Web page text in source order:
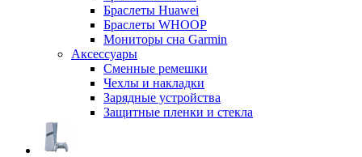
Браслеты Huawei
Браслеты WHOOP
Мониторы сна Garmin
Аксессуары
Сменные ремешки
Чехлы и накладки
Зарядные устройства
Защитные пленки и стекла